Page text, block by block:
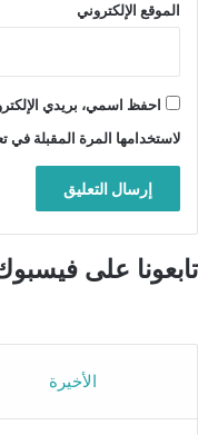
الموقع الإلكتروني
احفظ اسمي، بريدي
لاستخدامها المرة المقبلة في
تابعونا على
الأخيرة